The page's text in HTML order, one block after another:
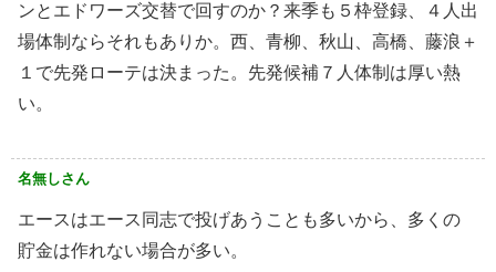
ンとエドワーズ交替で回すのか？来季も５枠登録、４人出
場体制ならそれもありか。西、青柳、秋山、高橋、藤浪＋
１で先発ローテは決まった。先発候補７人体制は厚い熱
い。
名無しさん
エースはエース同志で投げあうことも多いから、多くの
貯金は作れない場合が多い。